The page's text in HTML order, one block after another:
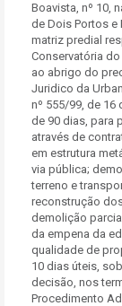
Boavista, nº 10,
de Dois Portos e
matriz predial
Conservatória
ao abrigo do
Juridico da
nº 555/99, de 16
de 90 dias, para
através de
em estrutura
via pública;
terreno e
reconstrução
demolição
da empena da
qualidade de
10 dias úteis,
decisão, nos
Procedimento